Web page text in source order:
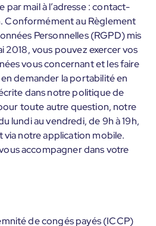
mail à l’adresse : contact-
Conformément au Règlement
Personnelles (RGPD) mis
2018, vous pouvez exercer vos
vous concernant et les faire
demander la portabilité en
dans notre politique de
toute autre question, notre
lundi au vendredi, de 9h à 19h,
via notre application mobile.
accompagner dans votre
de congés payés (ICCP)